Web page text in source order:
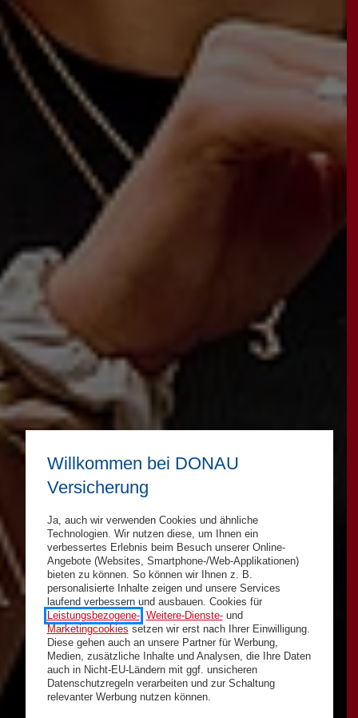
Willkommen bei DONAU
Versicherung
Ja, auch wir verwenden Cookies und ähnliche
Technologien. Wir nutzen diese, um Ihnen ein
verbessertes Erlebnis beim Besuch unserer Online-
Angebote (Websites, Smartphone-/Web-Applikationen)
bieten zu können. So können wir Ihnen z. B.
personalisierte Inhalte zeigen und unsere Services
laufend verbessern und ausbauen. Cookies für
Leistungsbezogene-, Weitere-Dienste-und
Marketingcookies setzen wir erst nach Ihrer Einwilligung.
Diese gehen auch an unsere Partner für Werbung,
Medien, zusätzliche Inhalte und Analysen, die Ihre Daten
auch in Nicht-EU-Ländern mit ggf. unsicheren
Datenschutzregeln verarbeiten und zur Schaltung
relevanter Werbung nutzen können.